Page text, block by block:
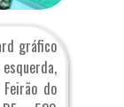
gráfico
do